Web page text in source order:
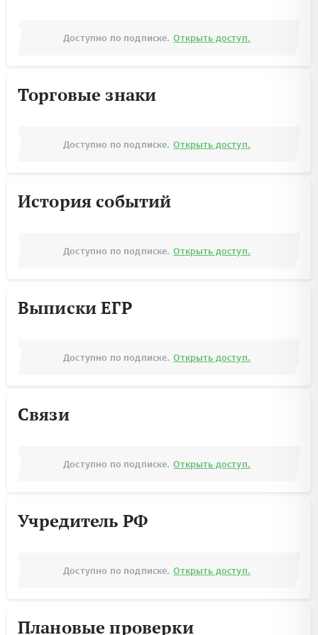
Доступно по подписке. Открыть доступ.
Торговые знаки
Доступно по подписке. Открыть доступ.
История событий
Доступно по подписке. Открыть доступ.
Выписки ЕГР
Доступно по подписке. Открыть доступ.
Связи
Доступно по подписке. Открыть доступ.
Учредитель РФ
Доступно по подписке. Открыть доступ.
Плановые проверки